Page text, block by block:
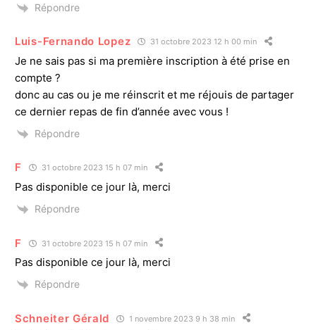
Répondre
Luis-Fernando Lopez 31 octobre 2023 12 h 00 min
Je ne sais pas si ma première inscription à été prise en
compte ?
donc au cas ou je me réinscrit et me réjouis de partager
ce dernier repas de fin d’année avec vous !
Répondre
F 31 octobre 2023 15 h 07 min
Pas disponible ce jour là, merci
Répondre
F 31 octobre 2023 15 h 07 min
Pas disponible ce jour là, merci
Répondre
Schneiter Gérald 1 novembre 2023 9 h 38 min